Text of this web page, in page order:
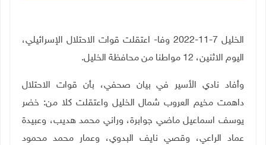
الخليل 7-11-2022 وفا- اعتقلت قوات الاحتلال الإسرائيلي،
اليوم الاثنين، 12 مواطنا من محافظة الخليل.
وأفاد نادي الأسير في بيان صحفي، بأن قوات الاحتلال
داهمت مخيم العروب شمال الخليل واعتقلت كلا من: خضر
يوسف اسماعيل ماضي جوابرة، وراني محمد هديب، وعبيدة
عماد الراعي، وقصي نايف البدوي، وعمار محمد محمود